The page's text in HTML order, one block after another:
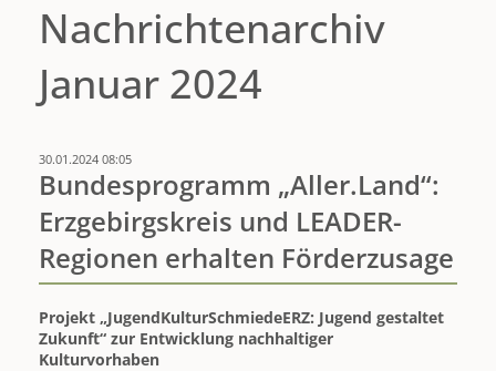
Nachrichtenarchiv
Januar 2024
30.01.2024 08:05
Bundesprogramm „Aller.Land“:
Erzgebirgskreis und LEADER-
Regionen erhalten Förderzusage
Projekt „JugendKulturSchmiedeERZ: Jugend gestaltet
Zukunft“ zur Entwicklung nachhaltiger
Kulturvorhaben